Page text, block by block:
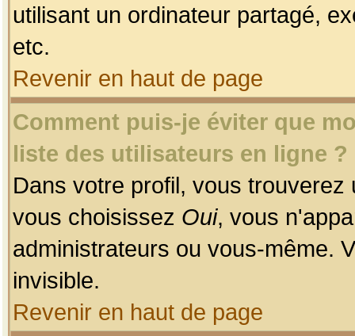
utilisant un ordinateur partagé,
etc.
Revenir en haut de page
Comment puis-je éviter que
liste des utilisateurs en ligne ?
Dans votre profil, vous
vous choisissez Oui, vous
administrateurs ou vous-même.
invisible.
Revenir en haut de page